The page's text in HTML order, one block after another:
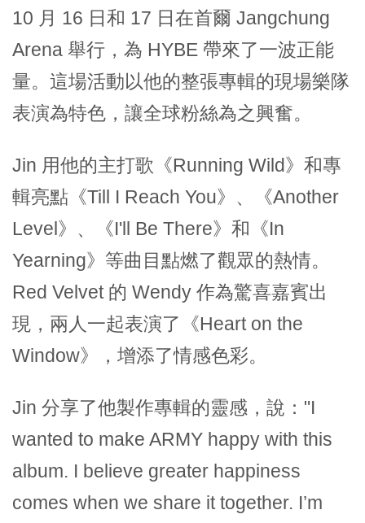
10 月 16 日和 17 日在首爾 Jangchung
Arena 舉行，為 HYBE 帶來了一波正能
量。這場活動以他的整張專輯的現場樂隊
表演為特色，讓全球粉絲為之興奮。
Jin 用他的主打歌《Running Wild》和專
輯亮點《Till I Reach You》、《Another
Level》、《I'll Be There》和《In
Yearning》等曲目點燃了觀眾的熱情。
Red Velvet 的 Wendy 作為驚喜嘉賓出
現，兩人一起表演了《Heart on the
Window》，增添了情感色彩。
Jin 分享了他製作專輯的靈感，說："I
wanted to make ARMY happy with this
album. I believe greater happiness
comes when we share it together. I’m